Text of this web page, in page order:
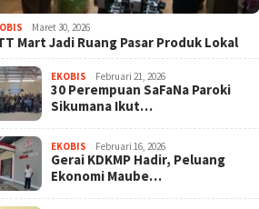
Maret 30, 2026
Mart Jadi Ruang Pasar Produk Lokal
EKOBIS Februari 21, 2026
30 Perempuan SaFaNa Paroki
Sikumana Ikut…
EKOBIS Februari 16, 2026
Gerai KDKMP Hadir, Peluang
Ekonomi Maube…